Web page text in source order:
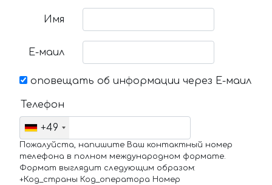
Имя
Е-маил
оповещать об информации через Е-маил
Телефон
+49
Пожалуйста, напишите Ваш контактный номер
телефона в полном международном формате.
Формат выглядит следующим образом:
+Код_страны Код_оператора Номер